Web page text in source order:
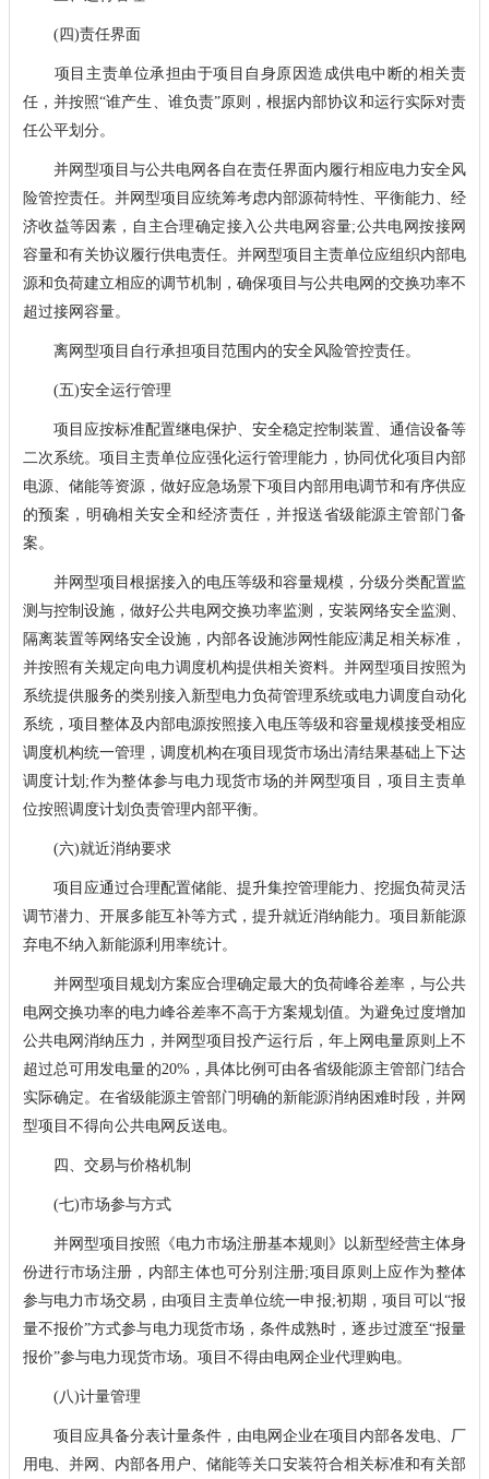
(四)责任界面
项目主责单位承担由于项目自身原因造成供电中断的相关责
任，并按照“谁产生、谁负责”原则，根据内部协议和运行实际对责
任公平划分。
并网型项目与公共电网各自在责任界面内履行相应电力安全风
险管控责任。并网型项目应统筹考虑内部源荷特性、平衡能力、经
济收益等因素，自主合理确定接入公共电网容量;公共电网按接网
容量和有关协议履行供电责任。并网型项目主责单位应组织内部电
源和负荷建立相应的调节机制，确保项目与公共电网的交换功率不
超过接网容量。
离网型项目自行承担项目范围内的安全风险管控责任。
(五)安全运行管理
项目应按标准配置继电保护、安全稳定控制装置、通信设备等
二次系统。项目主责单位应强化运行管理能力，协同优化项目内部
电源、储能等资源，做好应急场景下项目内部用电调节和有序供应
的预案，明确相关安全和经济责任，并报送省级能源主管部门备
案。
并网型项目根据接入的电压等级和容量规模，分级分类配置监
测与控制设施，做好公共电网交换功率监测，安装网络安全监测、
隔离装置等网络安全设施，内部各设施涉网性能应满足相关标准，
并按照有关规定向电力调度机构提供相关资料。并网型项目按照为
系统提供服务的类别接入新型电力负荷管理系统或电力调度自动化
系统，项目整体及内部电源按照接入电压等级和容量规模接受相应
调度机构统一管理，调度机构在项目现货市场出清结果基础上下达
调度计划;作为整体参与电力现货市场的并网型项目，项目主责单
位按照调度计划负责管理内部平衡。
(六)就近消纳要求
项目应通过合理配置储能、提升集控管理能力、挖掘负荷灵活
调节潜力、开展多能互补等方式，提升就近消纳能力。项目新能源
弃电不纳入新能源利用率统计。
并网型项目规划方案应合理确定最大的负荷峰谷差率，与公共
电网交换功率的电力峰谷差率不高于方案规划值。为避免过度增加
公共电网消纳压力，并网型项目投产运行后，年上网电量原则上不
超过总可用发电量的20%，具体比例可由各省级能源主管部门结合
实际确定。在省级能源主管部门明确的新能源消纳困难时段，并网
型项目不得向公共电网反送电。
四、交易与价格机制
(七)市场参与方式
并网型项目按照《电力市场注册基本规则》以新型经营主体身
份进行市场注册，内部主体也可分别注册;项目原则上应作为整体
参与电力市场交易，由项目主责单位统一申报;初期，项目可以“报
量不报价”方式参与电力现货市场，条件成熟时，逐步过渡至“报量
报价”参与电力现货市场。项目不得由电网企业代理购电。
(八)计量管理
项目应具备分表计量条件，由电网企业在项目内部各发电、厂
用电、并网、内部各用户、储能等关口安装符合相关标准和有关部